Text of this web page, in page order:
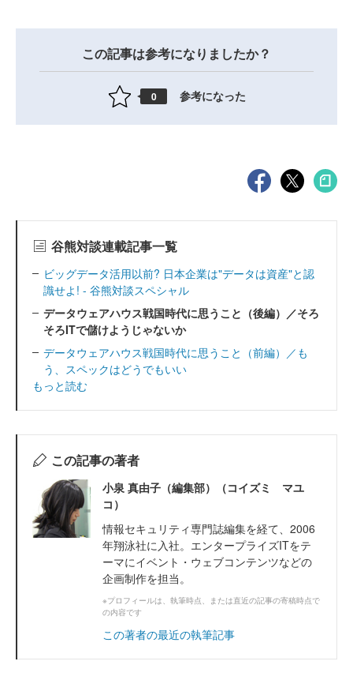
この記事は参考になりましたか？
0 参考になった
谷熊対談連載記事一覧
ビッグデータ活用以前? 日本企業は"データは資産"と認
識せよ! - 谷熊対談スペシャル
データウェアハウス戦国時代に思うこと（後編）／そろ
そろITで儲けようじゃないか
データウェアハウス戦国時代に思うこと（前編）／も
う、スペックはどうでもいい
もっと読む
この記事の著者
小泉 真由子（編集部）（コイズミ マユ
コ）
情報セキュリティ専門誌編集を経て、2006
年翔泳社に入社。エンタープライズITをテ
ーマにイベント・ウェブコンテンツなどの
企画制作を担当。
※プロフィールは、執筆時点、または直近の記事の寄稿時点で
の内容です
この著者の最近の執筆記事